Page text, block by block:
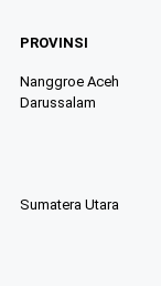
PROVINSI
Nanggroe Aceh
Darussalam
Sumatera Utara